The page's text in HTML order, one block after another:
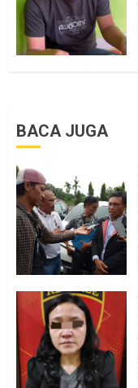
BACA JUGA